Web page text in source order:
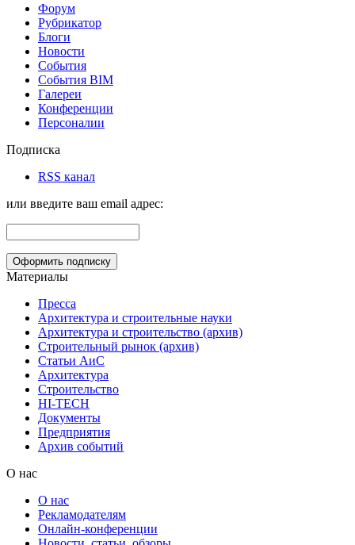
Форум
Рубрикатор
Блоги
Новости
События
События BIM
Галереи
Конференции
Персоналии
Подписка
RSS канал
или введите ваш email адрес:
Материалы
Пресса
Архитектура и строительные науки
Архитектура и строительство (архив)
Строительный рынок (архив)
Статьи АиС
Архитектура
Строительство
HI-TECH
Документы
Предприятия
Архив событий
О нас
О нас
Рекламодателям
Онлайн-конференции